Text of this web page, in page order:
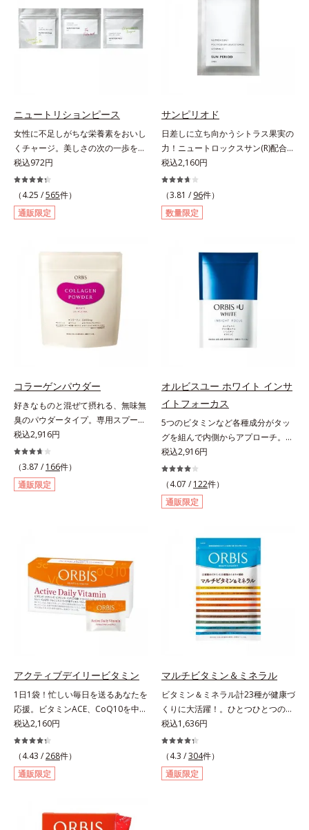
ラミドをプラス。さらにストレス社
会に負けないためのGABAも配合し
ました。現代社会を生き抜く女性の
すこやかな毎日を応援します。
カラダと同じ成分でできたリポソー
ム（カプセル）にビタミンCを閉じ
込めることで体内になじみやすく、
ぐんとアップ！さらにじっくり時間
差で届けるタイムデリバー設計をプ
ラスすることで体内に長く留め、最
大限アプローチしていきます。甘酸
っぱいパイン風味が口の中に爽やか
に広がる顆粒タイプ。水なしでもサ
ッと摂れます。
ニュートリションピース
女性に不足しがちな栄養素をおいし
くチャージ。美しさの次の一歩を引
き出すタブレット。現代女性に不足
しがちな栄養素に着目。ぽいっとひ
と口補いやすい６種類の「キレイの
素」、タブレットタイプのサプリメ
ントシリーズです。女性の不足栄養
づける晴れやかな表情を目指す「鉄
キレイと健康をサポートする「ビタ
ミンC＆ビタミンB2」、スムーズな
リズムづくりで快調を目指す「オリ
ゴ糖＆酵素」、いつだってイキイ
キ、あなたらしい表情をサポートす
る「ビタミンB群＆アミノ酸」、ス
クリアな1日のスタートに「ビタミ
ンA＆ルテイン」、紫外線を気にか
ける女性こそ不足しやすい栄養素を
チャージして、安定した美しさをサ
ポートする「カルシウム＆ビタミン
D」の全６種類。体の中からキレイ
の土台を整え、美しさの次の一歩を
引き出します。水なしでOK、持ち
税込972円
（4.25 /565件）
通販限定
サンピリオド
日差しに立ち向かうシトラス果実の
力！ニュートロックスサン(R)配合の
インナーケア(*)。果実の力で日差し
に立ち向かうインナーケア(*)です。
強い紫外線が降り注ぐ南スペイン産
のシトラスとローズマリーから抽出
した話題の成分、「ニュートロック
究を重ねており、多くの国で実績の
ある夏のケア成分です。さらに夏の
ケアで有名なPLエキスと、欠かせな
い美容成分ビタミンCもプラス。独
自の製法でサポートします。飲むだ
けのケアなので、夏対策にありがち
な不快感やストレスは無し！ 時短
ケアにもなるため、忙しい方にもお
に早速、毎日2粒（目安）の新習慣
を始めましょう。* 紫外線などによ
り失われるビタミンCを中心とした
栄養成分の補給
税込2,160円
（3.81 / 96件）
数量限定
コラーゲンパウダー
好きなものと混ぜて摂れる、無味無
臭のパウダータイプ。専用スプーン
1杯で、ハリと弾力のある毎日に欠
かせない「コラーゲン」5,000㎎を
手軽に摂れる美容パウダーです。無
味無臭で飲み物や料理に影響がな
く、冷たい飲み物にも簡単に溶ける
税込2,916円
（3.87 / 166件）
通販限定
オルビスユー ホワイト インサ
イトフォーカス
5つのビタミンなど各種成分がタッ
グを組んで内側からアプローチ。透
明感のある美しさをサポートする成
分を凝縮した美容サプリです。L-シ
スチンや植物エキス、ビタミンCを
はじめとした5つのビタミンによっ
て、多角的にアプローチ。さらに南
ァバ葉エキスもプラスしました。体
の内側から美しさに磨きをかけたい
方を応援します！
税込2,916円
（4.07 / 122件）
通販限定
アクティブデイリービタミン
1日1袋！忙しい毎日を送るあなたを
応援。ビタミンACE、CoQ10を中心
に19種類の成分が一度に摂れる！。
必要な分だけビタミンAに変換され
るβ-カロテン、一部にタイムリリー
ス加工を施したビタミンC、3種の
ビタミンEを中心に、注目成分のコ
一種であるライチ種子エキスなども
配合しました。成分同士は、互いに
税込2,160円
（4.43 /268件）
通販限定
マルチビタミン＆ミネラル
ビタミン＆ミネラル計23種が健康づ
くりに大活躍！。ひとつひとつの栄
養素をていねいに量り、ビタミン13
種類は1/2日分、ミネラル10種は1/3
日分をバランス良く配合しました。
ビタミンCには長くとどまってじっ
くり働く「タイムリリース加工」を
税込1,636円
（4.3 /304件）
通販限定